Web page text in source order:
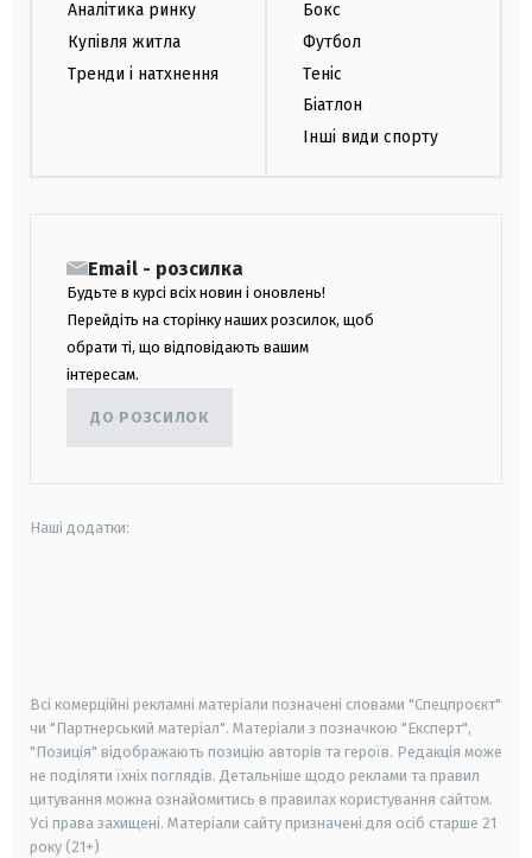
Аналітика ринку
Купівля житла
Тренди і натхнення
Бокс
Футбол
Теніс
Біатлон
Інші види спорту
Email - розсилка
Будьте в курсі всіх новин і оновлень!
Перейдіть на сторінку наших розсилок, щоб
обрати ті, що відповідають вашим
інтересам.
ДО РОЗСИЛОК
Наші додатки:
Всі комерційні рекламні матеріали позначені словами "Спецпроєкт"
чи "Партнерський матеріал". Матеріали з позначкою "Експерт",
"Позиція" відображають позицію авторів та героїв. Редакція може
не поділяти їхніх поглядів. Детальніше щодо реклами та правил
цитування можна ознайомитись в правилах користування сайтом.
Усі права захищені. Матеріали сайту призначені для осіб старше 21
року (21+)